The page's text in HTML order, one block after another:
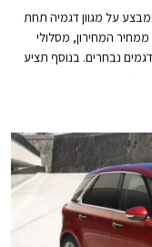
על מגוון דגמיה תחת
המחירון, מסלולי
נבחרים. בנוסף תציע
החברה ביטוח חובה לשנה במתנה, לנהגים מעל גיל 24 (לרוכשים ביטוח מקיף